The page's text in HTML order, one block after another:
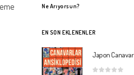
Ne Arıyorsun?
EN SON EKLENENLER